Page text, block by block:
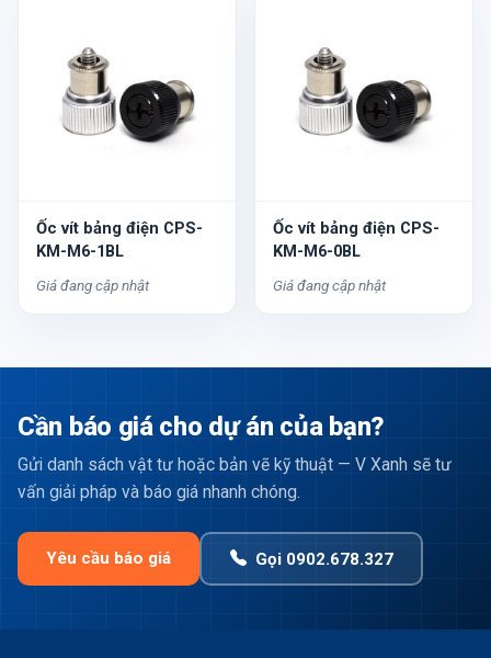
Ốc vít bảng điện CPS-
KM-M6-1BL
Giá đang cập nhật
Ốc vít bảng điện CPS-
KM-M6-0BL
Giá đang cập nhật
Cần báo giá cho dự án của bạn?
Gửi danh sách vật tư hoặc bản vẽ kỹ thuật — V Xanh sẽ tư
vấn giải pháp và báo giá nhanh chóng.
Yêu cầu báo giá Gọi 0902.678.327